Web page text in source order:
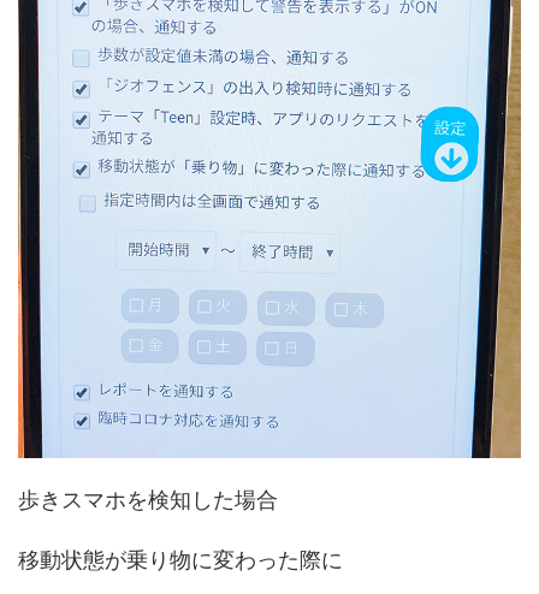
歩きスマホを検知した場合
移動状態が乗り物に変わった際に